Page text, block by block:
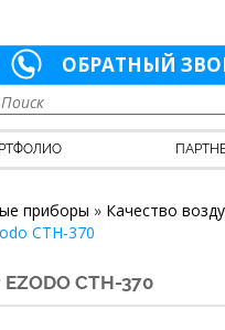
ОБРАТНЫЙ
приборы » Качество
CTH-370
CTH-370